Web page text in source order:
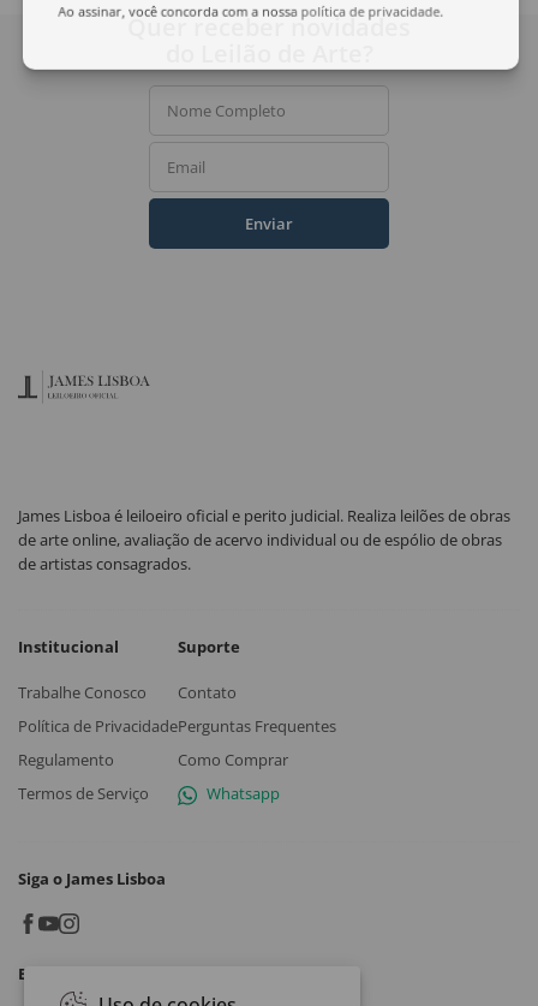
Ao assinar, você concorda com a nossa política de privacidade.
Quer receber novidades
Nome Completo
Email
Enviar
James Lisboa é leiloeiro oficial e perito judicial. Realiza leilões de obras
de arte online, avaliação de acervo individual ou de espólio de obras
de artistas consagrados.
Institucional
Trabalhe Conosco
Política de Privacidade
Regulamento
Termos de Serviço
Suporte
Contato
Perguntas Frequentes
Como Comprar
Whatsapp
Siga o James Lisboa
Baixe o App